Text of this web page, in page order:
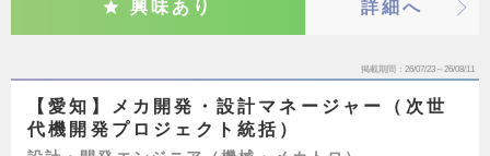
興味あり 詳細へ
掲載期間 26/07/23～26/08/11
【愛知】メカ開発・設計マネージャー（次世
代機開発プロジェクト統括）